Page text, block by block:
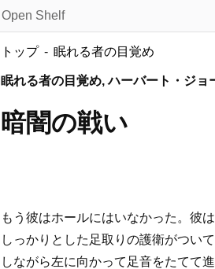
Open Shelf
トップ 眠れる者の目覚め
眠れる者の目覚め, ハーバート・ジョ
暗闇の戦い
もう彼はホールにはいなかった。彼
しっかりとした足取りの護衛がつい
しながら左に向かって足音をたてて